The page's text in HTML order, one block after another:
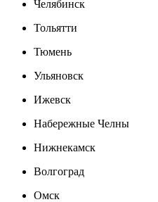
Челябинск
Тольятти
Тюмень
Ульяновск
Ижевск
Набережные Челны
Нижнекамск
Волгоград
Омск